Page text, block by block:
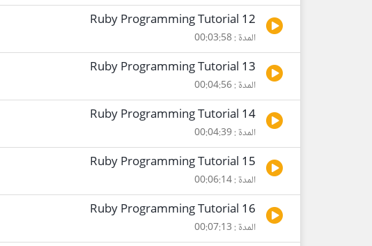
Ruby Programming Tutorial 12
المدة : 00:03:58
Ruby Programming Tutorial 13
المدة : 00:04:56
Ruby Programming Tutorial 14
المدة : 00:04:39
Ruby Programming Tutorial 15
المدة : 00:06:14
Ruby Programming Tutorial 16
المدة : 00:07:13